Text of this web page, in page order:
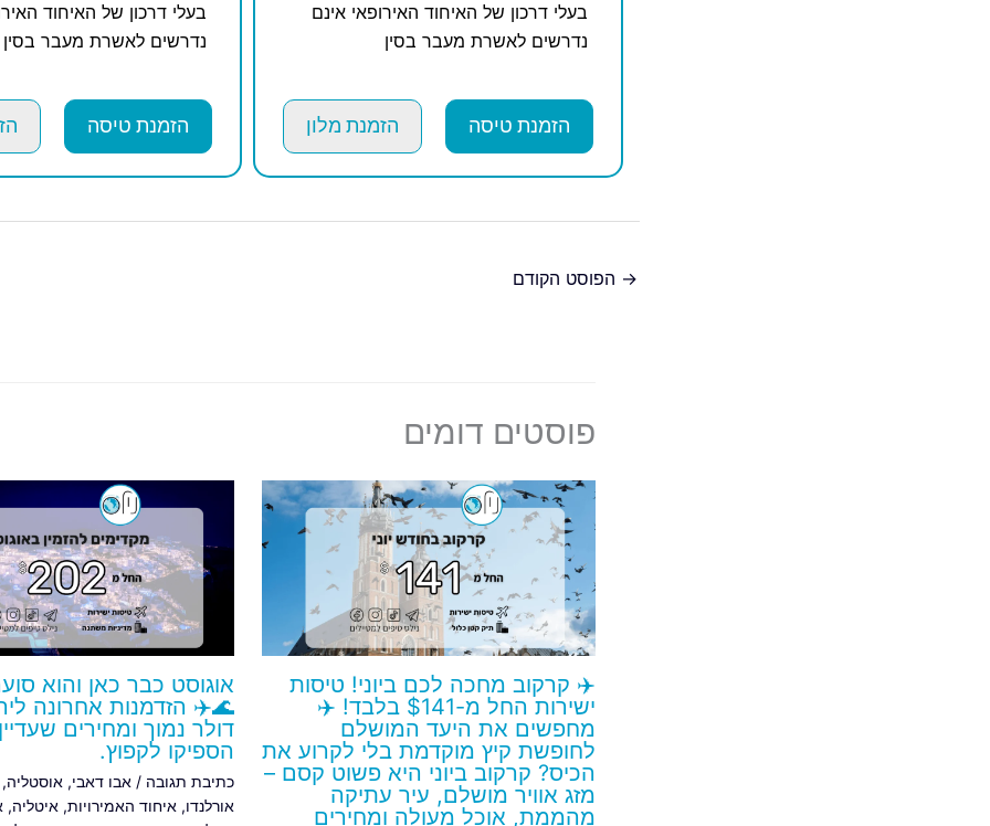
בעלי דרכון של האיחוד האירופאי אינם
נדרשים לאשרת מעבר בסין
הזמנת טיסה הזמנת מלון
בעלי דרכון של האיחוד
נדרשים לאשרת מעבר בסין
הזמנת טיסה
→ הפוסט הקודם
פוסטים דומים
✈️ קרקוב מחכה לכם ביוני! טיסות
ישירות החל מ-$141 בלבד! ✈️
מחפשים את היעד המושלם
לחופשת קיץ מוקדמת בלי לקרוע את
הכיס? קרקוב ביוני היא פשוט קסם –
מזג אוויר מושלם, עיר עתיקה
מהממת, אוכל מעולה ומחירים
אוגוסט כבר כאן והוא
🌊✈️ הזדמנות אחרונה
דולר נמוך ומחירים
הספיקו לקפוץ.
כתיבת תגובה /אבו דאבי,אוסטליה
אורלנדו,איחוד האמירויות,איטליה,